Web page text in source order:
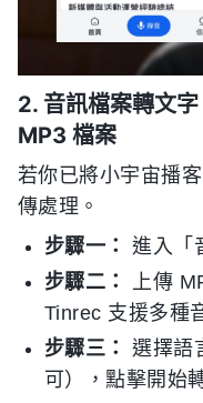
2. 音訊檔案轉文
MP3 檔案
若你已將小宇宙播
傳處理。
步驟一：
進入「
步驟二：
上傳
Tinrec 支援多種
步驟三：
選擇語
可），點擊開始